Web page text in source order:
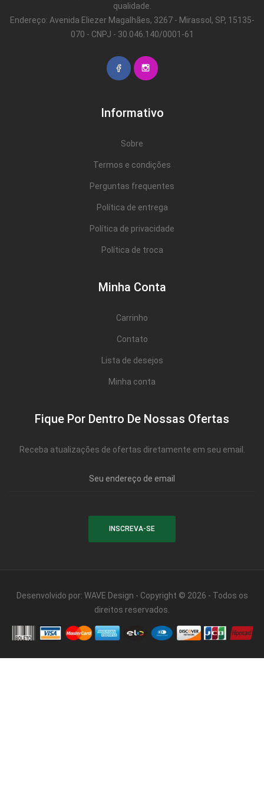
qualidade.
Endereço: Avenida Eliezer Magalhães, 3267 - Mirassol, SP, 15135-
070 - CNPJ - 30.046.140/0001-61
Informativo
Sobre
Termos e condições
Perguntas frequentes
Política de entrega
Política de privacidade
Política de troca
Minha Conta
Carrinho
Contato
Lista de desejos
Minha conta
Fique Por Dentro De Nossas Ofertas
Receba atualizações de ofertas diretamente em seu email.
Desenvolvido por: WAVE Design - Copyright © 2026 - Todos os
direitos reservados.